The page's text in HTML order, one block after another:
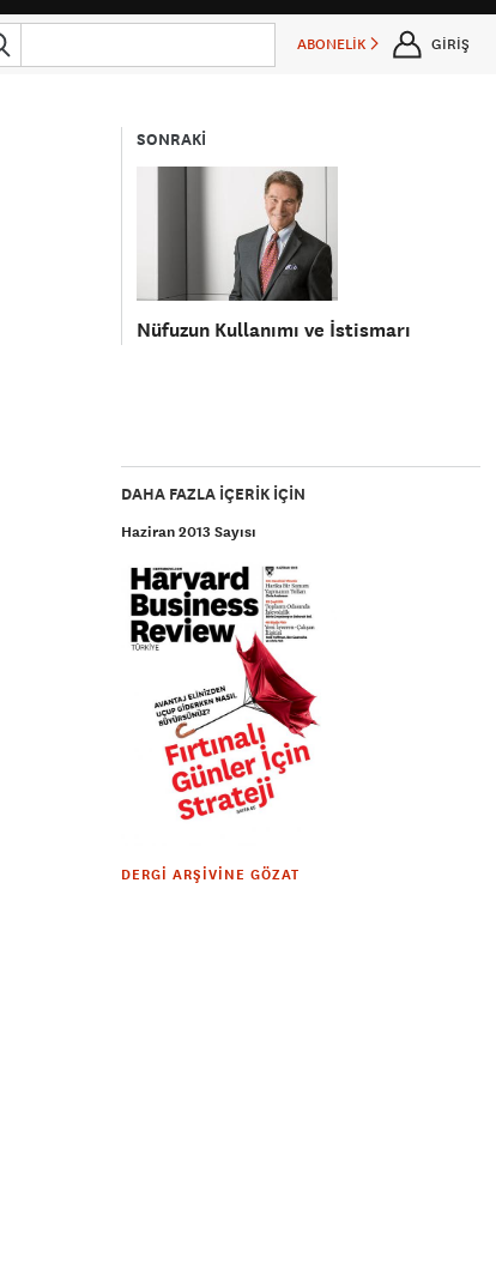
ABONELİK GİRİŞ
SONRAKİ
Nüfuzun Kullanımı ve İstismarı
DAHA FAZLA IÇERIK IÇIN
Haziran 2013 Sayısı
DERGI ARŞIVINE GÖZAT